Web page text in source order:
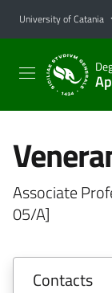
Go to main content
Go to navigation
University of Catania
Associate
05/A]
Contacts